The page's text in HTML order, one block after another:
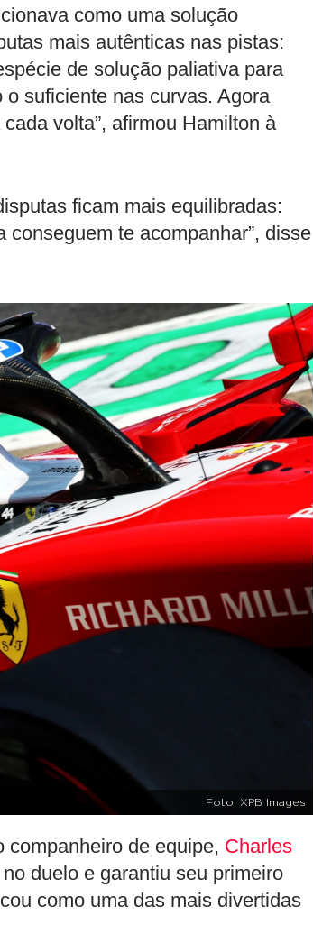
como uma solução
mais autênticas nas pistas:
de solução paliativa para
suficiente nas curvas. Agora
volta”, afirmou Hamilton à
ficam mais equilibradas:
te acompanhar”, disse
Foto: XPB Images
companheiro de equipe, Charles
duelo e garantiu seu primeiro
como uma das mais divertidas